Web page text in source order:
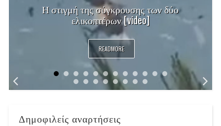
Η στιγμή της σύγκρουσης των δύο
ελικοπτέρων [video]
READMORE
Δημοφιλείς αναρτήσεις